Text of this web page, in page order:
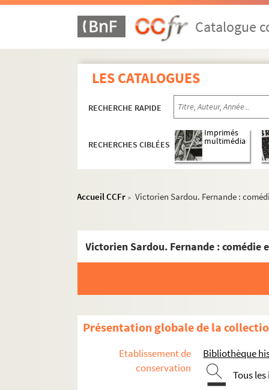
Catalogue
LES CATALOGUES
RECHERCHE RAPIDE
RECHERCHES CIBLÉES
Imprimés
multimédia
Accueil CCFr > Victorien Sardou. Fernande :
Victorien Sardou. Fernande : comédie
Présentation globale de la
Etablissement de
conservation
Bibliothèque
Tous